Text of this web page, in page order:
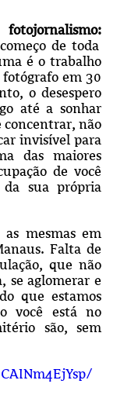
de toda
é o trabalho
em 30
o desespero
até a sonhar
concentrar, não
invisível para
das maiores
de você
sua própria
as mesmas em
Falta de
que não
se aglomerar e
que estamos
você está no
são, sem